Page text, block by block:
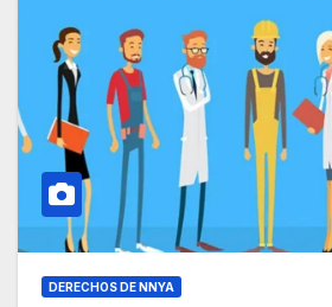
DERECHOS DE NNYA